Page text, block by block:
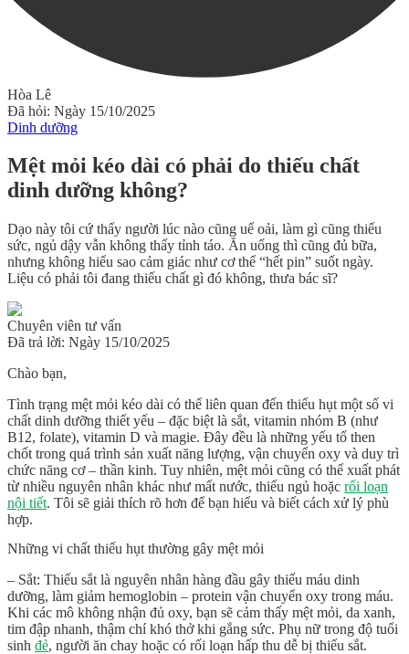
Hòa Lê
Đã hỏi: Ngày 15/10/2025
Dinh dưỡng
Mệt mỏi kéo dài có phải do thiếu chất
dinh dưỡng không?
Dạo này tôi cứ thấy người lúc nào cũng uể oải, làm gì cũng thiếu
sức, ngủ dậy vẫn không thấy tỉnh táo. Ăn uống thì cũng đủ bữa,
nhưng không hiểu sao cảm giác như cơ thể “hết pin” suốt ngày.
Liệu có phải tôi đang thiếu chất gì đó không, thưa bác sĩ?
Chuyên viên tư vấn
Đã trả lời: Ngày 15/10/2025
Chào bạn,
Tình trạng mệt mỏi kéo dài có thể liên quan đến thiếu hụt một số vi
chất dinh dưỡng thiết yếu – đặc biệt là sắt, vitamin nhóm B (như
B12, folate), vitamin D và magie. Đây đều là những yếu tố then
chốt trong quá trình sản xuất năng lượng, vận chuyển oxy và duy trì
chức năng cơ – thần kinh. Tuy nhiên, mệt mỏi cũng có thể xuất phát
từ nhiều nguyên nhân khác như mất nước, thiếu ngủ hoặc rối loạn
nội tiết. Tôi sẽ giải thích rõ hơn để bạn hiểu và biết cách xử lý phù
hợp.
Những vi chất thiếu hụt thường gây mệt mỏi
– Sắt: Thiếu sắt là nguyên nhân hàng đầu gây thiếu máu dinh
dưỡng, làm giảm hemoglobin – protein vận chuyển oxy trong máu.
Khi các mô không nhận đủ oxy, bạn sẽ cảm thấy mệt mỏi, da xanh,
tim đập nhanh, thậm chí khó thở khi gắng sức. Phụ nữ trong độ tuổi
sinh đẻ, người ăn chay hoặc có rối loạn hấp thu dễ bị thiếu sắt.